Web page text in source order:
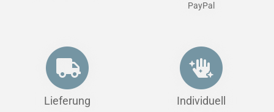
PayPal
Lieferung Individuell